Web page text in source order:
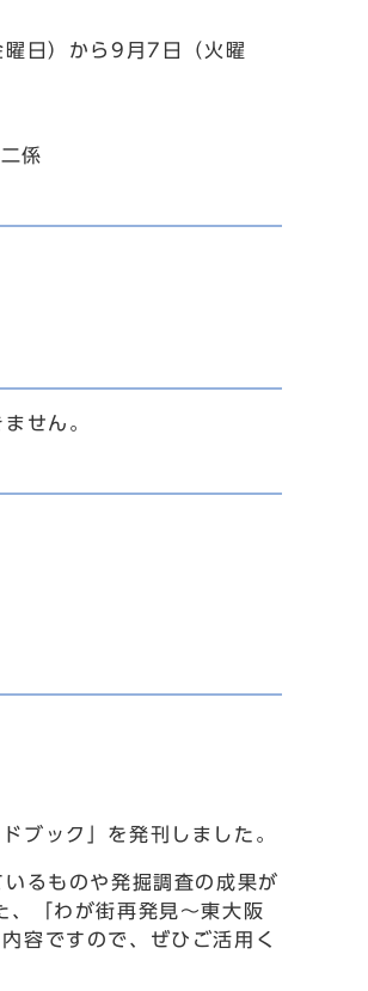
日）から9月7日（火曜
係
せん。
ブック」を発刊しました。
るものや発掘調査の成果が
「わが街再発見～東大阪
容ですので、ぜひご活用く